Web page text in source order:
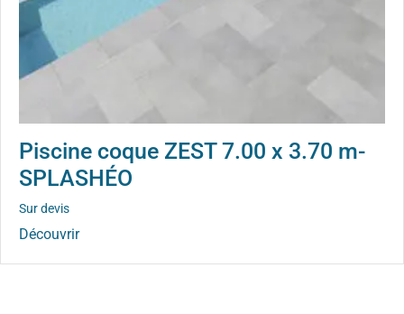
Piscine coque ZEST 7.00 x 3.70 m-
SPLASHÉO
Sur devis
Découvrir